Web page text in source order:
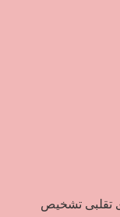
تقلبی تشخیص